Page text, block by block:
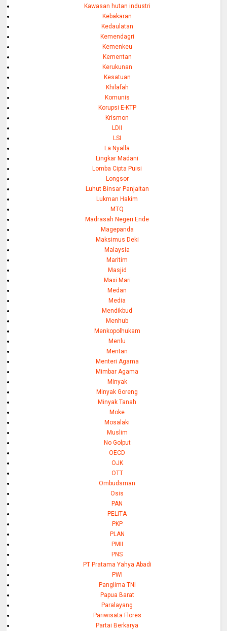
Kawasan hutan industri
Kebakaran
Kedaulatan
Kemendagri
Kemenkeu
Kementan
Kerukunan
Kesatuan
Khilafah
Komunis
Korupsi E-KTP
Krismon
LDII
LSI
La Nyalla
Lingkar Madani
Lomba Cipta Puisi
Longsor
Luhut Binsar Panjaitan
Lukman Hakim
MTQ
Madrasah Negeri Ende
Magepanda
Maksimus Deki
Malaysia
Maritim
Masjid
Maxi Mari
Medan
Media
Mendikbud
Menhub
Menkopolhukam
Menlu
Mentan
Menteri Agama
Mimbar Agama
Minyak
Minyak Goreng
Minyak Tanah
Moke
Mosalaki
Muslim
No Golput
OECD
OJK
OTT
Ombudsman
Osis
PAN
PELITA
PKP
PLAN
PMII
PNS
PT Pratama Yahya Abadi
PWI
Panglima TNI
Papua Barat
Paralayang
Pariwisata Flores
Partai Berkarya